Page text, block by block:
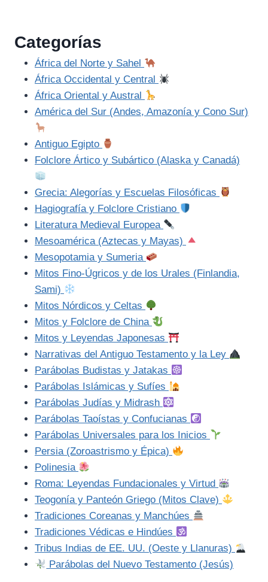
Categorías
África del Norte y Sahel
África Occidental y Central
África Oriental y Austral
América del Sur (Andes, Amazonía y Cono Sur)
Antiguo Egipto
Folclore Ártico y Subártico (Alaska y Canadá)
Grecia: Alegorías y Escuelas Filosóficas
Hagiografía y Folclore Cristiano
Literatura Medieval Europea
Mesoamérica (Aztecas y Mayas)
Mesopotamia y Sumeria
Mitos Fino-Úgricos y de los Urales (Finlandia,
Sami)
Mitos Nórdicos y Celtas
Mitos y Folclore de China
Mitos y Leyendas Japonesas
Narrativas del Antiguo Testamento y la Ley
Parábolas Budistas y Jatakas
Parábolas Islámicas y Sufíes
Parábolas Judías y Midrash
Parábolas Taoístas y Confucianas
Parábolas Universales para los Inicios
Persia (Zoroastrismo y Épica)
Polinesia
Roma: Leyendas Fundacionales y Virtud
Teogonía y Panteón Griego (Mitos Clave)
Tradiciones Coreanas y Manchúes
Tradiciones Védicas e Hindúes
Tribus Indias de EE. UU. (Oeste y Llanuras)
Parábolas del Nuevo Testamento (Jesús)